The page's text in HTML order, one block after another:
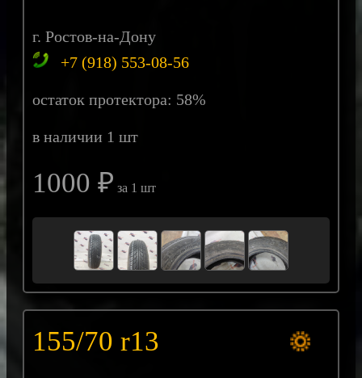
г. Ростов-на-Дону
+7 (918) 553-08-56
остаток протектора: 58%
в наличии 1 шт
1000 ₽ за 1 шт
155/70 r13